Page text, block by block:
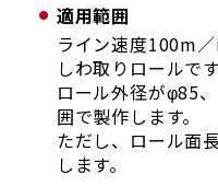
適用範囲
ライン速度100m
しわ取りロールです
ロール外径がφ85
囲で製作します。
ただし、ロール面
します。